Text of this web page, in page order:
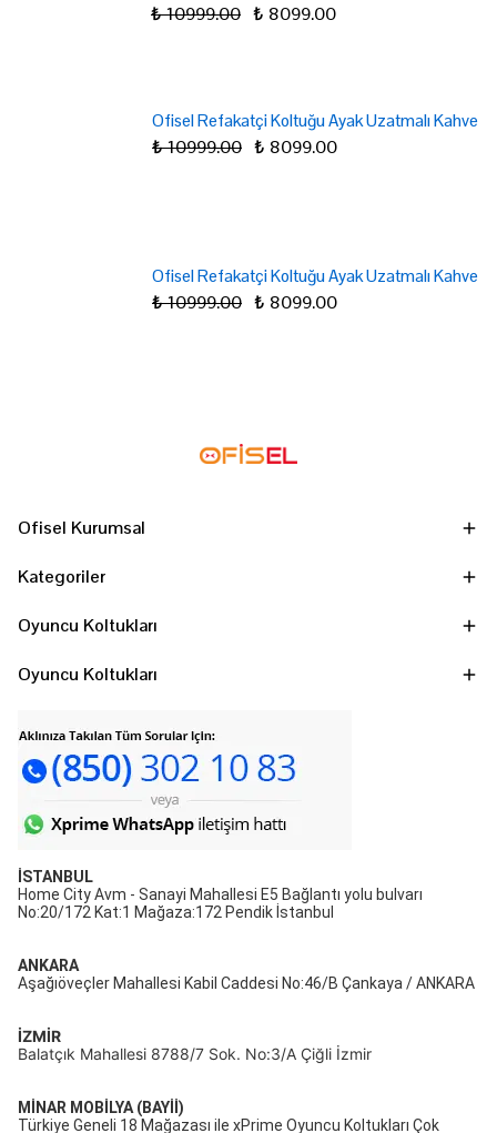
₺ 10999.00 ₺ 8099.00
Ofisel Refakatçi Koltuğu Ayak Uzatmalı Kahve
₺ 10999.00 ₺ 8099.00
Ofisel Refakatçi Koltuğu Ayak Uzatmalı Kahve
₺ 10999.00 ₺ 8099.00
Ofisel Kurumsal
Kategoriler
Oyuncu Koltukları
Oyuncu Koltukları
İSTANBUL
Home City Avm - Sanayi Mahallesi E5 Bağlantı yolu bulvarı
No:20/172 Kat:1 Mağaza:172 Pendik İstanbul
ANKARA
Aşağıöveçler Mahallesi Kabil Caddesi No:46/B Çankaya / ANKARA
İZMİR
Balatçık Mahallesi 8788/7 Sok. No:3/A Çiğli İzmir
MİNAR MOBİLYA (BAYİİ)
Türkiye Geneli 18 Mağazası ile xPrime Oyuncu Koltukları Çok